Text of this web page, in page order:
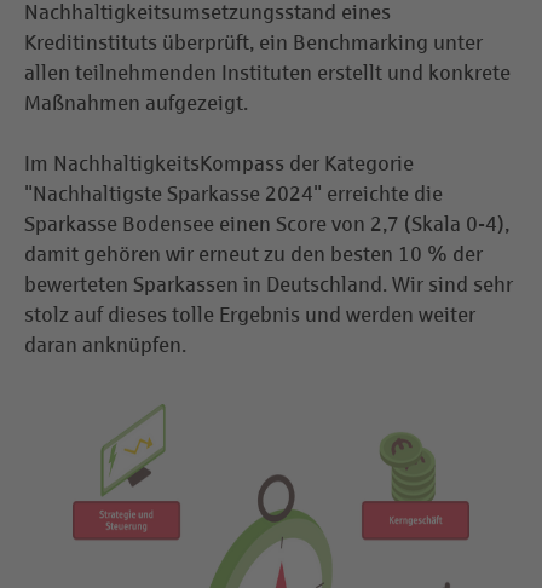
Nachhaltigkeitsumsetzungsstand eines
Kreditinstituts überprüft, ein Benchmarking unter
allen teilnehmenden Instituten erstellt und konkrete
Maßnahmen aufgezeigt.
Im NachhaltigkeitsKompass der Kategorie
"Nachhaltigste Sparkasse 2024" erreichte die
Sparkasse Bodensee einen Score von 2,7 (Skala 0-4),
damit gehören wir erneut zu den besten 10 % der
bewerteten Sparkassen in Deutschland. Wir sind sehr
stolz auf dieses tolle Ergebnis und werden weiter
daran anknüpfen.